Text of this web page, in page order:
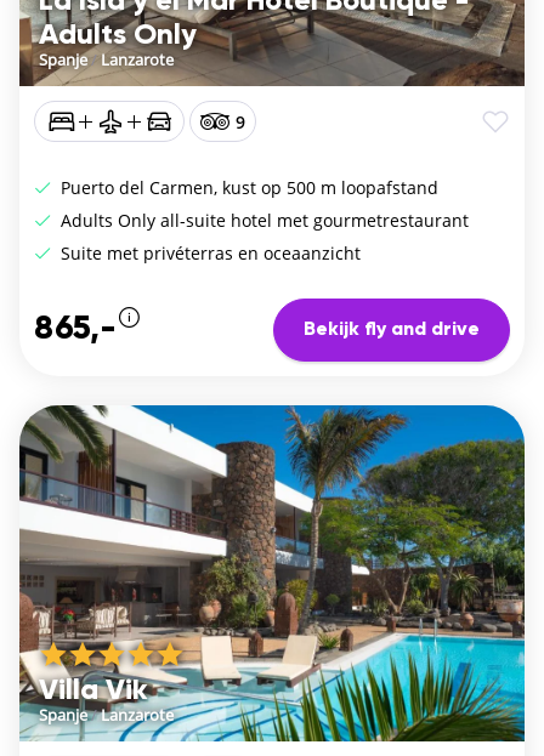
Adults Only
Spanje/Lanzarote
9
Puerto del Carmen, kust op 500 m loopafstand
Adults Only all-suite hotel met gourmetrestaurant
Suite met privéterras en oceaanzicht
865,- Bekijk fly and drive
Villa Vik
Spanje/Lanzarote